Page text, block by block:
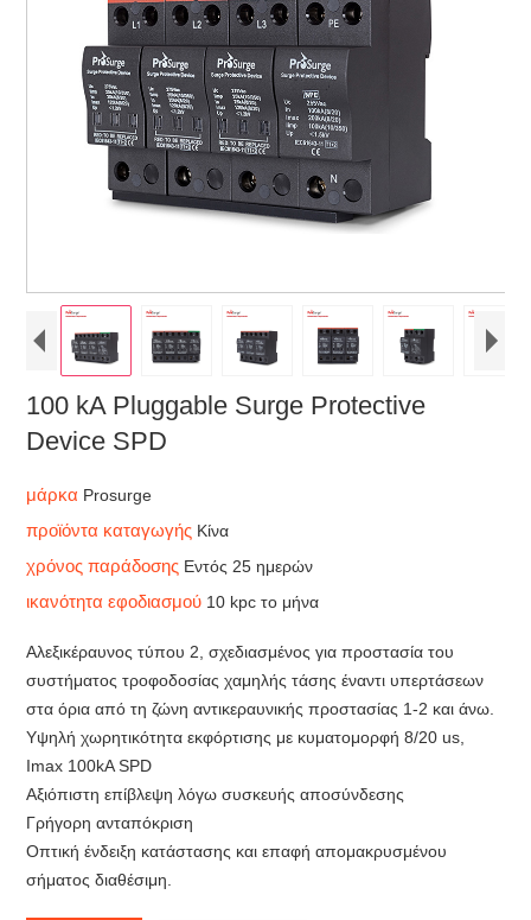
100 kA Pluggable Surge Protective
Device SPD
μάρκα Prosurge
προϊόντα καταγωγής Κίνα
χρόνος παράδοσης Εντός 25 ημερών
ικανότητα εφοδιασμού 10 kpc το μήνα
Αλεξικέραυνος τύπου 2, σχεδιασμένος για προστασία του
συστήματος τροφοδοσίας χαμηλής τάσης έναντι υπερτάσεων
στα όρια από τη ζώνη αντικεραυνικής προστασίας 1-2 και άνω.
Υψηλή χωρητικότητα εκφόρτισης με κυματομορφή 8/20 us,
Imax 100kA SPD
Αξιόπιστη επίβλεψη λόγω συσκευής αποσύνδεσης
Γρήγορη ανταπόκριση
Οπτική ένδειξη κατάστασης και επαφή απομακρυσμένου
σήματος διαθέσιμη.